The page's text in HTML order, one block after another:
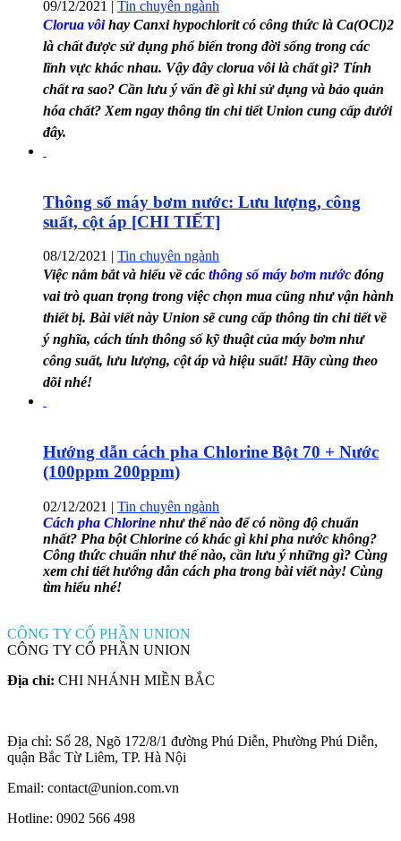
09/12/2021 | Tin chuyên ngành
Clorua vôihay Canxi hypochlorit có công thức là Ca(OCl)2
là chất được sử dụng phổ biến trong đời sống trong các
lĩnh vực khác nhau. Vậy đây clorua vôi là chất gì? Tính
chất ra sao? Cần lưu ý vấn đề gì khi sử dụng và bảo quản
hóa chất? Xem ngay thông tin chi tiết Union cung cấp dưới
đây.
Thông số máy bơm nước: Lưu lượng, công
suất, cột áp [CHI TIẾT]
08/12/2021
Tin chuyên ngành
Việc nắm bắt và hiểu về các thông số máy bơm nước đóng
vai trò quan trọng trong việc chọn mua cũng như vận hành
thiết bị. Bài viết này Union sẽ cung cấp thông tin chi tiết về
ý nghĩa, cách tính thông số kỹ thuật của máy bơm như
công suất, lưu lượng, cột áp và hiệu suất! Hãy cùng theo
dõi nhé!
Hướng dẫn cách pha Chlorine Bột 70 + Nước
(100ppm 200ppm)
02/12/2021 | Tin chuyên ngành
Cách pha Chlorine như thế nào để có nồng độ chuẩn
nhất? Pha bột Chlorine có khác gì khi pha nước không?
Công thức chuẩn như thế nào, cần lưu ý những gì? Cùng
xem chi tiết hướng dẫn cách pha trong bài viết này! Cùng
tìm hiểu nhé!
CÔNG TY CỔ PHẦN UNION
CÔNG TY CỔ PHẦN UNION
Địa chỉ: CHI NHÁNH MIỀN BẮC
Địa chỉ: Số 28, Ngõ 172/8/1 đường Phú Diễn, Phường Phú Diễn,
quận Bắc Từ Liêm, TP. Hà Nội
Email: contact@union.com.vn
Hotline: 0902 566 498